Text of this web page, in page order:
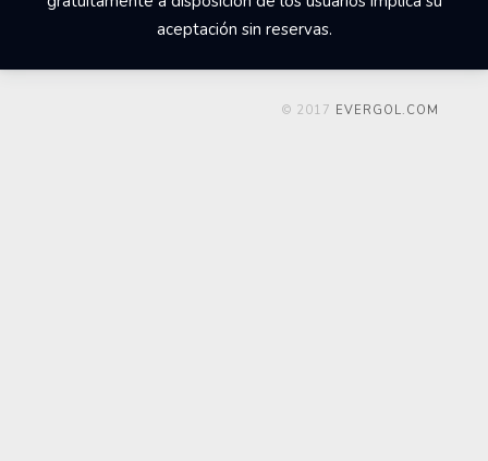
aceptación sin reservas.
© 2017 EVERGOL.COM